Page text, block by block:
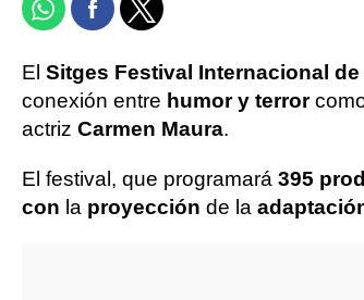
El Sitges Festival Internacional
conexión entre humor y terror
actriz Carmen Maura.
El festival, que programará 395
con la proyección de la